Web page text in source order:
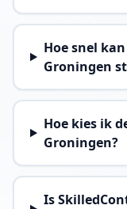
Hoe snel
Groningen
Hoe kies ik
Groningen?
Is